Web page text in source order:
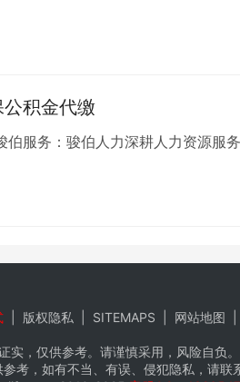
积金代缴
服务：骏伯人力深耕人力资源服
版权隐私 SITEMAPS 网站地图
实，仅供参考。请谨慎采用，风险自负
考，如有不当、有误、侵犯隐私，请